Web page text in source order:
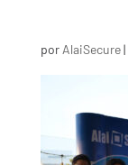
por AlaiSecure|